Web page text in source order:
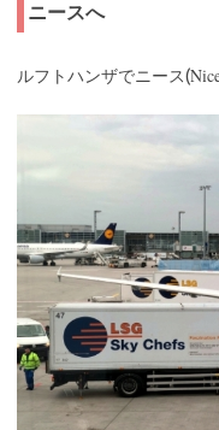
ニースへ
ルフトハンザでニース(